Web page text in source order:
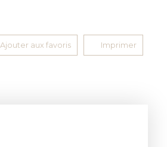
Ajouter aux favoris Imprimer